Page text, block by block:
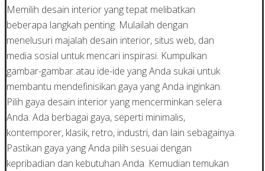
Memilih desain interior yang tepat melibatkan
beberapa langkah penting. Mulailah dengan
menelusuri majalah desain interior, situs web, dan
media sosial untuk mencari inspirasi. Kumpulkan
gambar-gambar atau ide-ide yang Anda sukai untuk
membantu mendefinisikan gaya yang Anda inginkan.
Pilih gaya desain interior yang mencerminkan selera
Anda. Ada berbagai gaya, seperti minimalis,
kontemporer, klasik, retro, industri, dan lain sebagainya.
Pastikan gaya yang Anda pilih sesuai dengan
kepribadian dan kebutuhan Anda. Kemudian temukan